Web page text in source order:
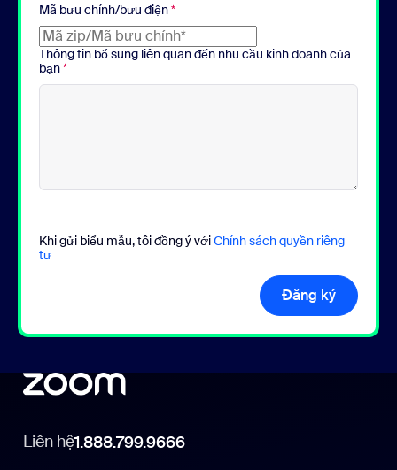
Mã bưu chính/bưu điện*
Thông tin bổ sung liên quan đến nhu cầu kinh doanh của
bạn*
Khi gửi biểu mẫu, tôi đồng ý vớiChính sách quyền riêng
tư
Đăng ký
Liên hệ1.888.799.9666